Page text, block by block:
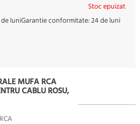
Stoc epuizat
luniGarantie conformitate:24 de luni
MUFA RCA
CABLU ROSU,
RCA